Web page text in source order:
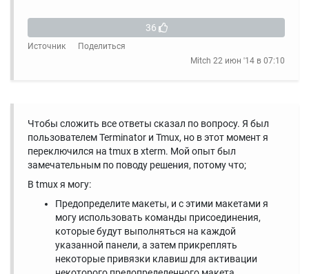
36
Источник
Поделиться
Mitch 22 июн '14 в 07:10
Чтобы сложить все ответы сказал по вопросу. Я был
пользователем Terminator и Tmux, но в этот момент я
переключился на tmux в xterm. Мой опыт был
замечательным по поводу решения, потому что;
В tmux я могу:
Предопределите макеты, и с этими макетами я
могу использовать команды присоединения,
которые будут выполняться на каждой
указанной панели, а затем прикреплять
некоторые привязки клавиш для активации